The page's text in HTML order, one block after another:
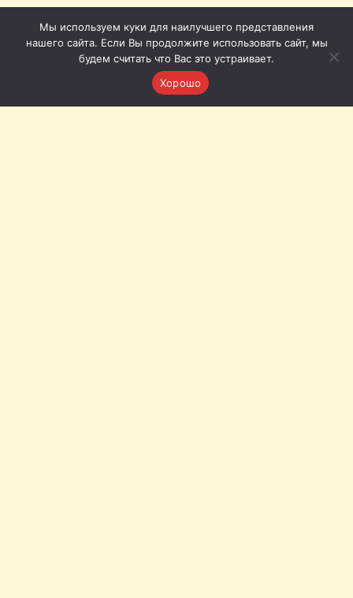
Мы используем куки для наилучшего представления
нашего сайта. Если Вы продолжите использовать сайт, мы
будем считать что Вас это устраивает.
Хорошо